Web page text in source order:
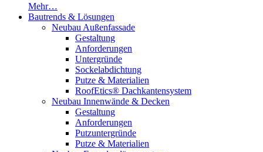
Mehr…
Bautrends & Lösungen
Neubau Außenfassade
Gestaltung
Anforderungen
Untergründe
Sockelabdichtung
Putze & Materialien
RoofEtics® Dachkantensystem
Neubau Innenwände & Decken
Gestaltung
Anforderungen
Putzuntergründe
Putze & Materialien